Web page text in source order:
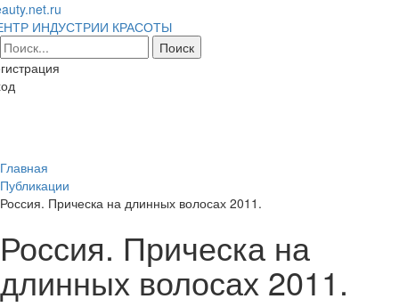
ИНДУСТРИИ КРАСОТЫ
Главная
Публикации
Россия. Прическа на длинных волосах 2011.
Россия. Прическа на
длинных волосах 2011.